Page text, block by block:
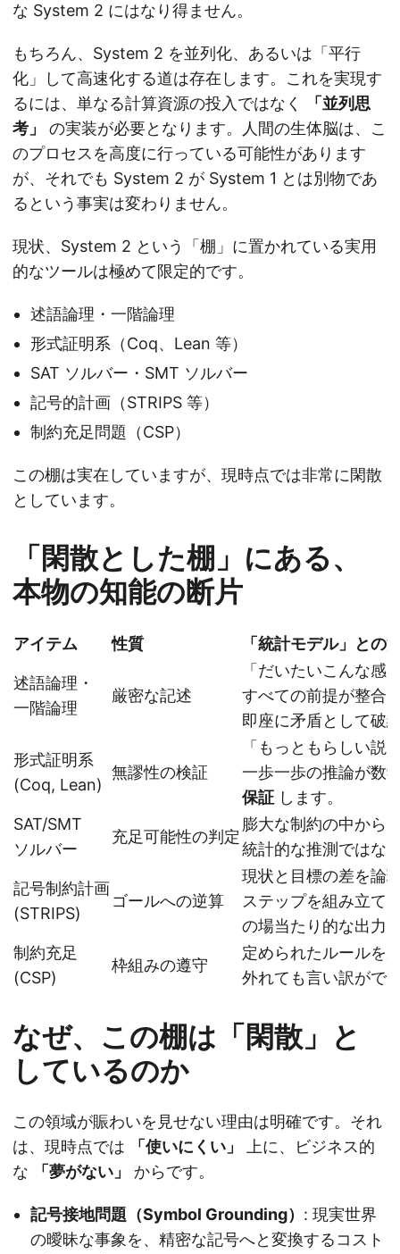
な System 2 にはなり得ません。
もちろん、System 2 を並列化、あるいは「平行
化」して高速化する道は存在します。これを実現す
るには、単なる計算資源の投入ではなく
「並列思
考」
の実装が必要となります。人間の生体脳は、こ
のプロセスを高度に行っている可能性があります
が、それでも System 2 が System 1 とは別物であ
るという事実は変わりません。
現状、System 2 という「棚」に置かれている実用
的なツールは極めて限定的です。
述語論理・一階論理
形式証明系（Coq、Lean 等）
SAT ソルバー・SMT ソルバー
記号的計画（STRIPS 等）
制約充足問題（CSP）
この棚は実在していますが、現時点では非常に閑散
としています。
「閑散とした棚」にある、
本物の知能の断片
アイテム 性質 「統計モデル」との
述語論理・
一階論理
厳密な記述
「だいたいこんな感
すべての前提が整合
即座に矛盾として破
形式証明系
(Coq, Lean)
無謬性の検証
「もっともらしい説
一歩一歩の推論が数
保証 します。
SAT/SMT
ソルバー
充足可能性の判定
膨大な制約の中から
統計的な推測ではな
記号制約計画
(STRIPS)
ゴールへの逆算
現状と目標の差を論
ステップを組み立て
の場当たり的な出力
制約充足
(CSP)
枠組みの遵守
定められたルールを
外れても言い訳がで
なぜ、この棚は「閑散」と
しているのか
この領域が賑わいを見せない理由は明確です。それ
は、現時点では
「使いにくい」
上に、ビジネス的
な
「夢がない」 からです。
記号接地問題（Symbol Grounding） : 現実世界
の曖昧な事象を、精密な記号へと変換するコスト